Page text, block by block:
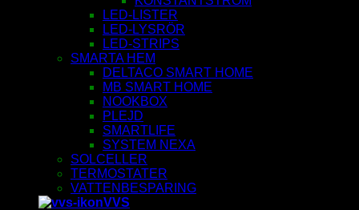
LED-LISTER
LED-LYSRÖR
LED-STRIPS
SMARTA HEM
DELTACO SMART HOME
MB SMART HOME
NOOKBOX
PLEJD
SMARTLIFE
SYSTEM NEXA
SOLCELLER
TERMOSTATER
VATTENBESPARING
VVS